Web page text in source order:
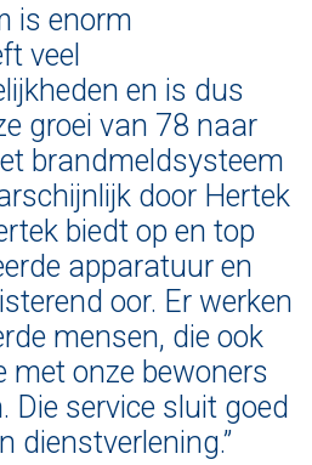
is enorm
veel
en is dus
groei van 78 naar
brandmeldsysteem
door Hertek
biedt op en top
apparatuur en
oor. Er werken
mensen, die ook
met onze bewoners
Die service sluit goed
dienstverlening.”